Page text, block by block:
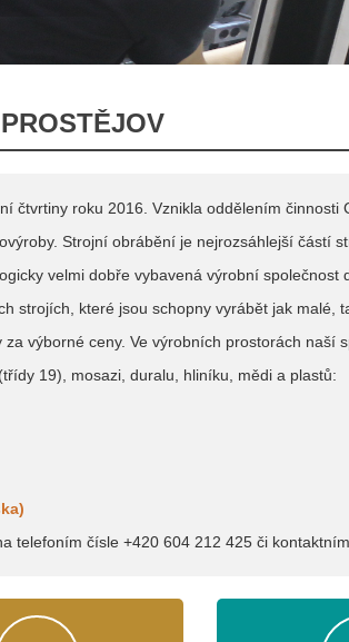
čtvrtiny roku 2016. Vznikla oddělením
Strojní obrábění je nejrozsáhlejší částí
velmi dobře vybavená výrobní
strojích, které jsou schopny vyrábět jak
výborné ceny. Ve výrobních prostorách naší
19), mosazi, duralu, hliníku, mědi a plastů:
telefoním čísle +420 604 212 425 či